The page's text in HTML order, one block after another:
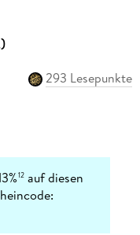
293 Lesepunkte
12 auf diesen